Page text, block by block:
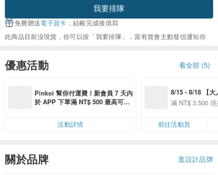
我要排隊
免費贈送電子賀卡 ，結帳完成後填寫
此商品目前沒現貨，你可以按「我要排隊」，當有貨會主動發信通知你
優惠活動 看全部 (5)
Pinkoi 幫你付運費！新會員 7 天內
於 APP 下單滿 NT$ 500 最高可折
活動詳情
8/15 - 8/18 【大
季】滿
50
滿 NT$ 3,500
前往活動頁
關於品牌 逛設計品牌